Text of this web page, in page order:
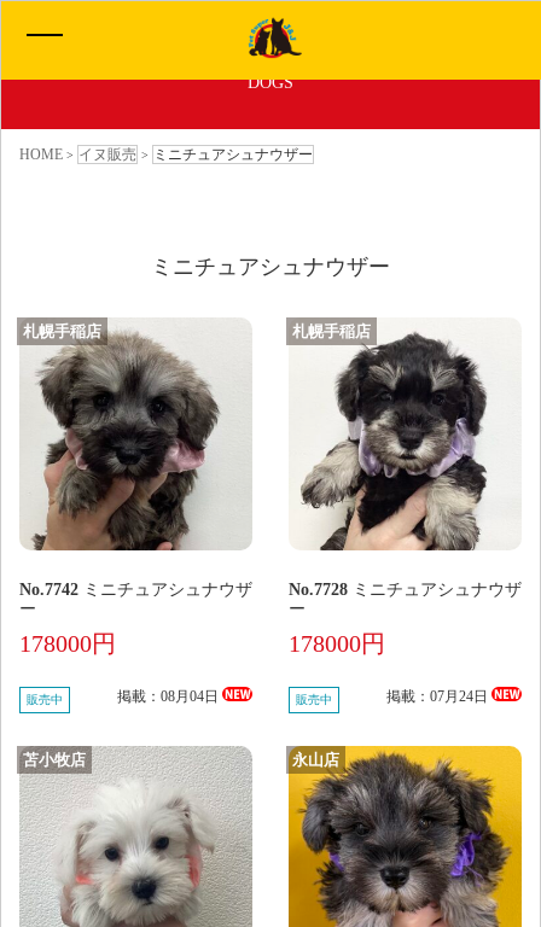
わたしたちについて
サービス
お問い合わせ
子犬ちゃん販売情報
DOGS
HOME > イヌ販売 > ミニチュアシュナウザー
ミニチュアシュナウザー
札幌手稲店
No.7742 ミニチュアシュナウザ
ー
178000円
販売中 掲載：08月04日
札幌手稲店
No.7728 ミニチュアシュナウザ
ー
178000円
販売中 掲載：07月24日
苫小牧店 永山店